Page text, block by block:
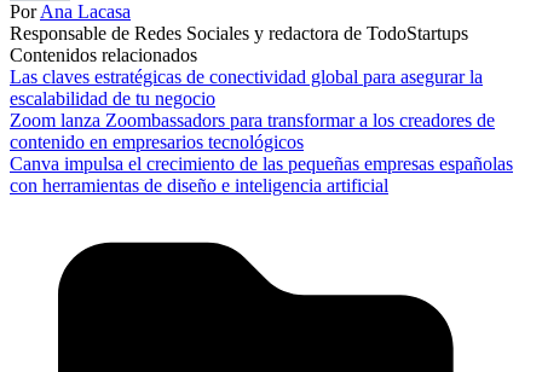
PorAna Lacasa
Responsable de Redes Sociales y redactora de TodoStartups
Contenidos relacionados
Las claves estratégicas de conectividad global para asegurar la
escalabilidad de tu negocio
Zoom lanza Zoombassadors para transformar a los creadores de
contenido en empresarios tecnológicos
Canva impulsa el crecimiento de las pequeñas empresas españolas
con herramientas de diseño e inteligencia artificial